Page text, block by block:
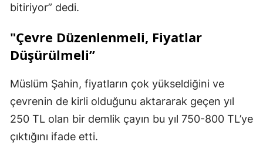
bitiriyor” dedi.
"Çevre Düzenlenmeli, Fiyatlar
Düşürülmeli”
Müslüm Şahin, fiyatların çok yükseldiğini ve
çevrenin de kirli olduğunu aktararak geçen yıl
250 TL olan bir demlik çayın bu yıl 750-800 TL’ye
çıktığını ifade etti.